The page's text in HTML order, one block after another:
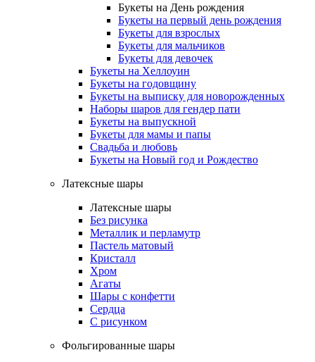
Букеты на День рождения
Букеты на первый день рождения
Букеты для взрослых
Букеты для мальчиков
Букеты для девочек
Букеты на Хеллоуин
Букеты на годовщину
Букеты на выписку для новорожденных
Наборы шаров для гендер пати
Букеты на выпускной
Букеты для мамы и папы
Свадьба и любовь
Букеты на Новый год и Рождество
Латексные шары
Латексные шары
Без рисунка
Металлик и перламутр
Пастель матовый
Кристалл
Хром
Агаты
Шары с конфетти
Сердца
С рисунком
Фольгированные шары